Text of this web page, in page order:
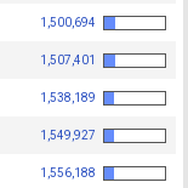
1,500,694
1,507,401
1,538,189
1,549,927
1,556,188